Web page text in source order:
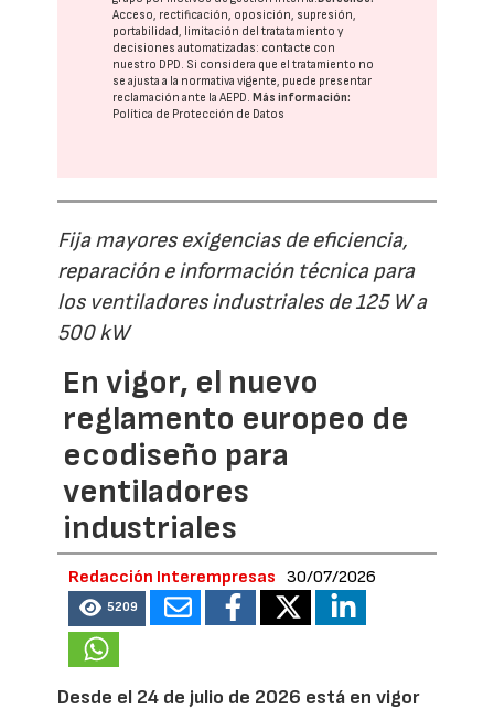
Acceso, rectificación, oposición, supresión,
portabilidad, limitación del tratatamiento y
decisiones automatizadas: contacte con
nuestro DPD. Si considera que el tratamiento no
se ajusta a la normativa vigente, puede presentar
reclamación ante laAEPD. Más información:
Política de Protección de Datos
Fija mayores exigencias de eficiencia,
reparación e información técnica para
los ventiladores industriales de 125 W a
500 kW
En vigor, el nuevo
reglamento europeo de
ecodiseño para
ventiladores
industriales
Redacción Interempresas 30/07/2026
5209
Desde el 24 de julio de 2026 está en vigor